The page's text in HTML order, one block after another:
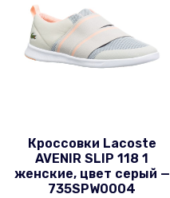
Кроссовки Lacoste
AVENIR SLIP 118 1
женские, цвет серый —
735SPW0004